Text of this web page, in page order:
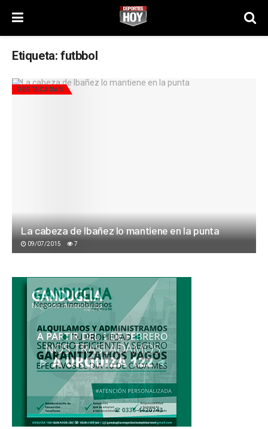
Etiqueta: futbbol
DESTACADAS
La cabeza de Ibañez lo mantiene en la punta
09/07/2015 7